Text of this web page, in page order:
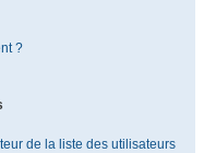
?
de la liste des utilisateurs